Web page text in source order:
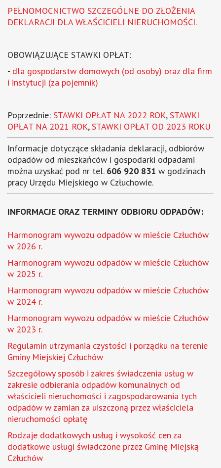
PEŁNOMOCNICTWO SZCZEGÓLNE DO ZŁOŻENIA
DEKLARACJI DLA WŁAŚCICIELI NIERUCHOMOŚCI.
OBOWIĄZUJĄCE STAWKI OPŁAT:
- dla gospodarstw domowych (od osoby) oraz dla firm
i instytucji (za pojemnik)
Poprzednie: STAWKI OPŁAT NA 2022 ROK,STAWKI
OPŁAT NA 2021 ROK,STAWKI OPŁAT OD 2023 ROKU
Informacje dotyczące składania deklaracji, odbiorów
odpadów od mieszkańców i gospodarki odpadami
można uzyskać pod nr tel. 606 920 831 w godzinach
pracy Urzędu Miejskiego w Człuchowie.
INFORMACJE ORAZ TERMINY ODBIORU ODPADÓW:
Harmonogram wywozu odpadów w mieście Człuchów
w 2026 r.
Harmonogram wywozu odpadów w mieście Człuchów
w 2025 r.
Harmonogram wywozu odpadów w mieście Człuchów
w 2024 r.
Harmonogram wywozu odpadów w mieście Człuchów
w 2023 r.
Regulamin utrzymania czystości i porządku na terenie
Gminy Miejskiej Człuchów
Szczegółowy sposób i zakres świadczenia usług w
zakresie odbierania odpadów komunalnych od
właścicieli nieruchomości i zagospodarowania tych
odpadów w zamian za uiszczoną przez właściciela
nieruchomości opłatę
Rodzaje dodatkowych usług i wysokość cen za
dodatkowe usługi świadczone przez Gminę Miejską
Człuchów